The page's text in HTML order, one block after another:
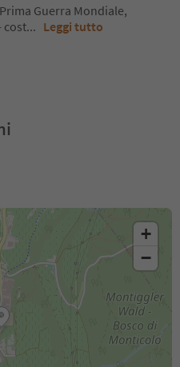
Guerra Mondiale,
cost... Leggi tutto
+
−